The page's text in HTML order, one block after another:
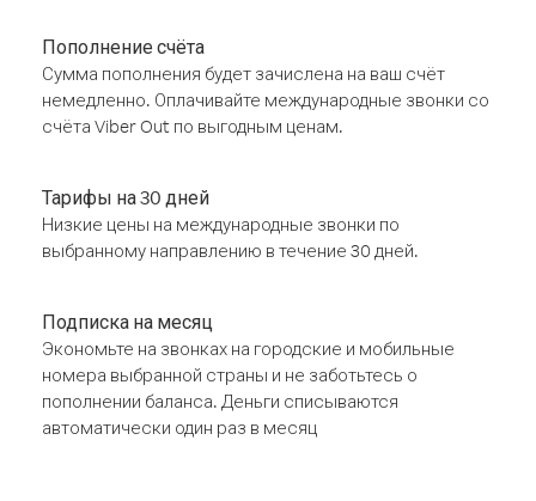
Пополнение счёта
Сумма пополнения будет зачислена на ваш счёт
немедленно. Оплачивайте международные звонки со
счёта Viber Out по выгодным ценам.
Тарифы на 30 дней
Низкие цены на международные звонки по
выбранному направлению в течение 30 дней.
Подписка на месяц
Экономьте на звонках на городские и мобильные
номера выбранной страны и не заботьтесь о
пополнении баланса. Деньги списываются
автоматически один раз в месяц